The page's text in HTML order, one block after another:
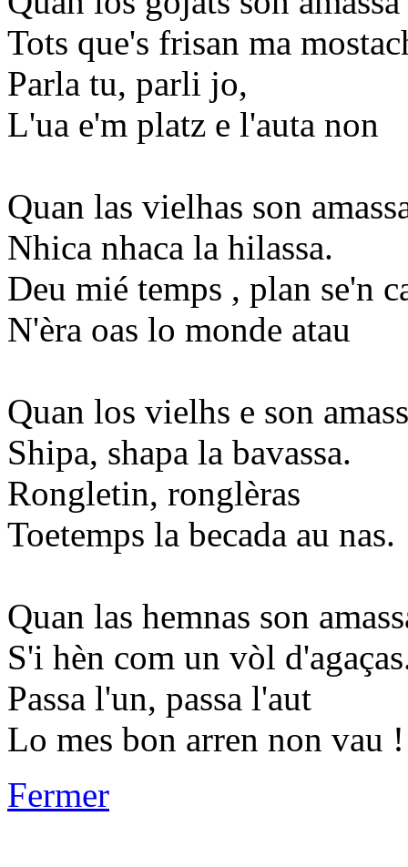
Tots que's frisan ma
Parla tu, parli jo,
L'ua e'm platz e l'auta non
Quan las vielhas son
Nhica nhaca la hilassa.
Deu mié temps , plan se'n
N'èra oas lo monde atau
Quan los vielhs e son
Shipa, shapa la bavassa.
Rongletin, ronglèras
Toetemps la becada au nas.
Quan las hemnas son
S'i hèn com un vòl
Passa l'un, passa l'aut
Lo mes bon arren non vau !
Fermer